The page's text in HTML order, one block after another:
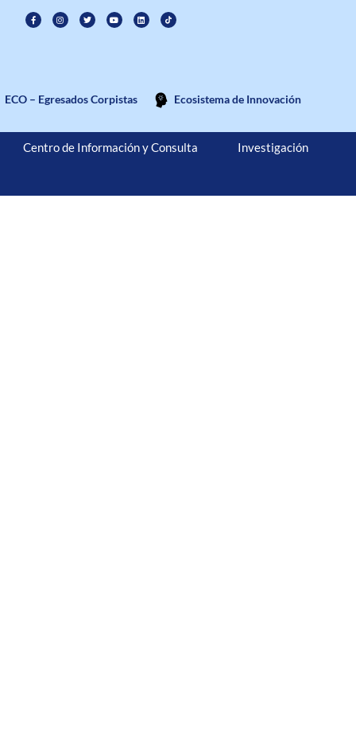
ECO – Egresados Corpistas Ecosistema de Innovación
Centro de Información y Consulta Investigación